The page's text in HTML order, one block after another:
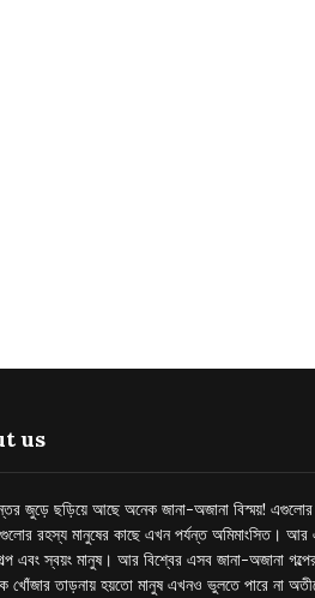
us
জুড়ে ছড়িয়ে আছে অনেক জানা-অজানা বিস্ময়!
রহস্য মানুষের কাছে এখন পর্যন্ত অমিমাংসিত।
এবং স্বয়ং মানুষ। আর বিশ্বের এসব জানা-অজানা
খোঁজার তাড়নায় হয়তো মানুষ এখনও ভুলতে পারে না